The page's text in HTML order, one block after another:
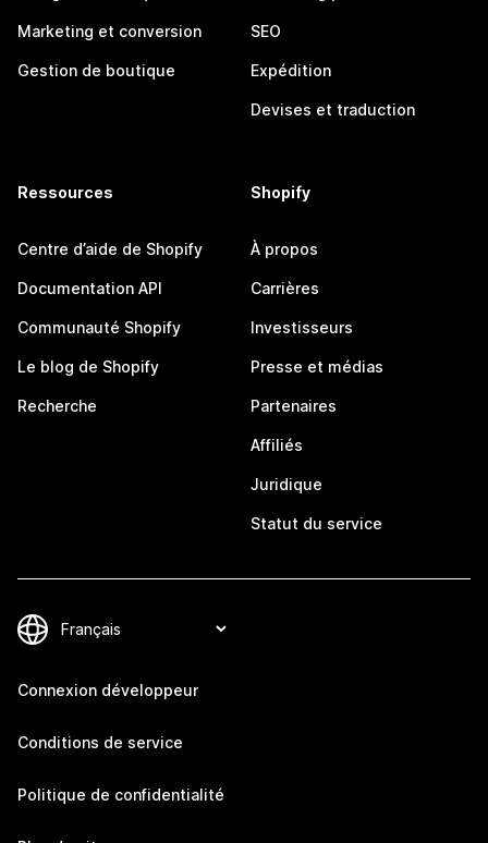
Marketing et conversion
Gestion de boutique
SEO
Expédition
Devises et traduction
Ressources
Centre d’aide de Shopify
Documentation API
Communauté Shopify
Le blog de Shopify
Recherche
Shopify
À propos
Carrières
Investisseurs
Presse et médias
Partenaires
Affiliés
Juridique
Statut du service
Connexion développeur
Conditions de service
Politique de confidentialité